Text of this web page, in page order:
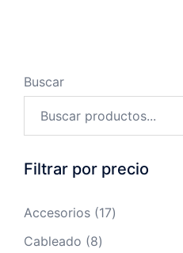
Buscar
Filtrar por precio
Accesorios 1717
Cableado 88